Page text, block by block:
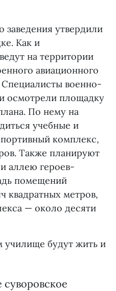
заведения утвердили
Как и
на территории
авиационного
военно-
осмотрели площадку
По нему на
учебные и
комплекс,
Также планируют
аллею героев-
помещений
квадратных метров,
— около десяти
училище будут жить и